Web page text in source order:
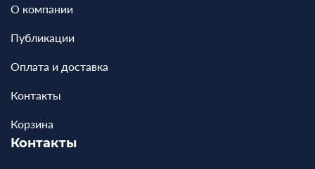
О компании
Публикации
Оплата и доставка
Контакты
Корзина
Контакты